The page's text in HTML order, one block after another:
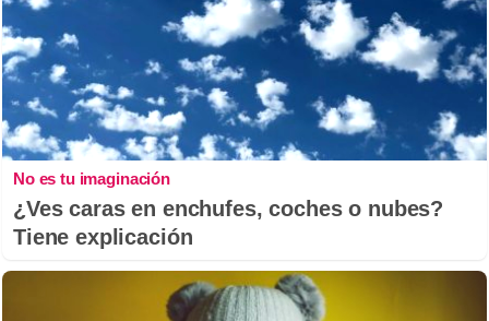
No es tu imaginación
¿Ves caras en enchufes, coches o nubes?
Tiene explicación